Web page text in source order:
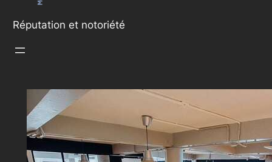
Réputation et notoriété